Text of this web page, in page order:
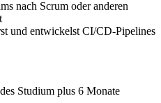
nach Scrum oder anderen
und entwickelst CI/CD-Pipelines
Studium plus 6 Monate